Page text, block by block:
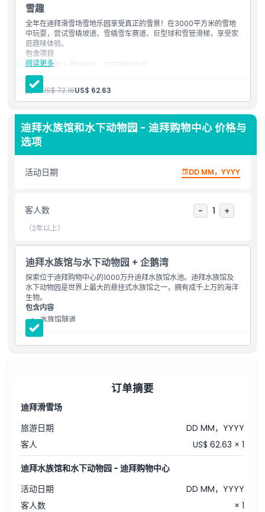
on different days for each park.
Take a look below to see what's included in the Ski
Dubai & Dubai Mall Aquarium.
Receive your ticket via email and instant WhatsApp
delivery. Display the mobile ticket at the entrance—
no printout needed. Bring a valid ID; students, show
your Student IDs.
包含项
儿童成人政策
位置
雪趣
全年在迪拜滑雪场雪地乐园享受真正的雪景！在3000平方米的雪地
中玩耍，尝试雪橇坡道、雪橇雪车赛道、巨型球和雪管滑梯，享受家
庭趣味体验。
阅读更多
包含项目
单次进入雪地乐园，可无限时停留。
可参与雪地乐园活动，包括冰洞体验。
无限次乘坐雪橇雪车、巨型球、碰碰车和雪管滑道。
一次缆车乘坐。
提供冬季装备：夹克、裤子、一次性袜子、雪地靴以及免费抓绒
手套。
13岁以下儿童必须佩戴头盔。
成人: US$ 72.16US$ 62.63
迪拜水族馆和水下动物园 - 迪拜购物中心 价格与
选项
活动日期 DD MM，YYYY
客人数 - 1 +
（2年以上）
迪拜水族馆与水下动物园 + 企鹅湾
探索位于迪拜购物中心的1000万升迪拜水族馆水池。迪拜水族馆及
水下动物园是世界上最大的悬挂式水族馆之一，拥有成千上万的海洋
生物。
包含内容
水族馆隧道
水下观景台
订单摘要
迪拜滑雪场
旅游日期
DD MM，YYYY
客人
US$ 62.63 × 1
迪拜水族馆和水下动物园 - 迪拜购物中心
活动日期
DD MM，YYYY
客人数
× 1